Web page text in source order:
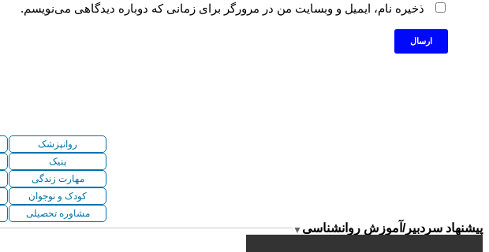
ذخیره نام، ایمیل و وبسایت من در مرورگر برای زمانی که دوباره دیدگاهی می‌نویسم.
روانپزشک
پنیک
مهارت زندگی
کودک و نوجوان
مشاوره تحصیلی
پیشنهاد سردبیر/آموزش روانشناسی ▼